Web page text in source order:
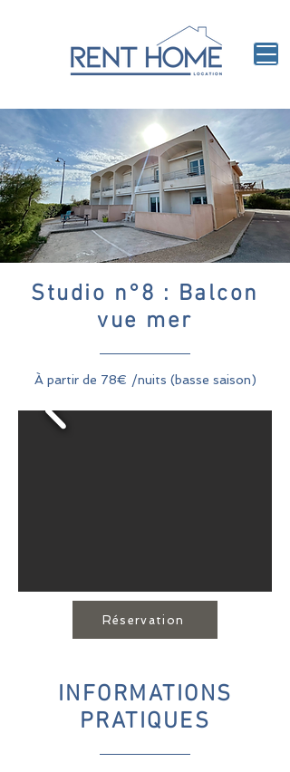
Studio n°8 : Balcon
vue mer
À partir de 78€ /nuits (basse saison)
Réservation
INFORMATIONS
PRATIQUES